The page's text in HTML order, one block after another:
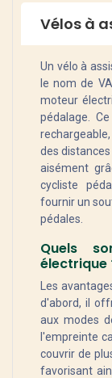
Vélos à
Un vélo à
le nom de
moteur
pédalage.
des
aisément
cycliste
fournir un
pédales.
Quels
électrique
Les
d'abord, il
aux modes
l'empreinte
couvrir de
favorisant